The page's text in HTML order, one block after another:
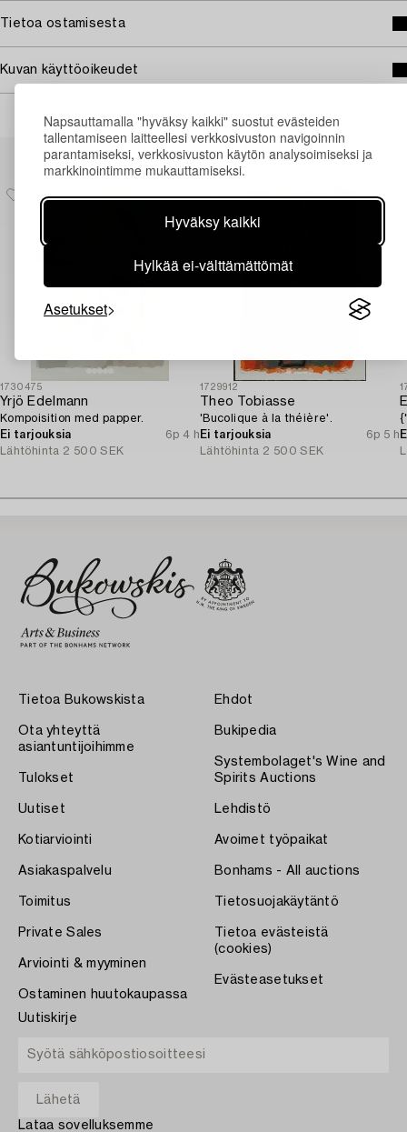
Napsauttamalla "hyväksy kaikki" suostut evästeiden
tallentamiseen laitteellesi verkkosivuston navigoinnin
parantamiseksi, verkkosivuston käytön analysoimiseksi ja
markkinointimme mukauttamiseksi.
Hyväksy kaikki
Hylkää ei-välttämättömät
Asetukset
Tietoa ostamisesta
Kuvan käyttöoikeudet
Muiden katsomia kohteita
1730475
Yrjö Edelmann
Kompoisition med papper.
Ei tarjouksia
6p 4 h
Lähtöhinta 2 500 SEK
1729912
Theo Tobiasse
'Bucolique à la théière'.
Ei tarjouksia
6p 5 h
Lähtöhinta 2 500 SEK
Tietoa Bukowskista
Ota yhteyttä
asiantuntijoihimme
Tulokset
Uutiset
Kotiarviointi
Asiakaspalvelu
Toimitus
Private Sales
Arviointi & myyminen
Ostaminen huutokaupassa
Ehdot
Bukipedia
Systembolaget's Wine and
Spirits Auctions
Lehdistö
Avoimet työpaikat
Bonhams - All auctions
Tietosuojakäytäntö
Tietoa evästeistä
(cookies)
Evästeasetukset
Uutiskirje
Lataa sovelluksemme